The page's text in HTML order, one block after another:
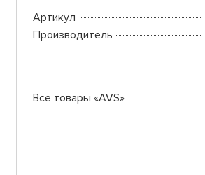
Артикул
Производитель
Все товары «AVS»